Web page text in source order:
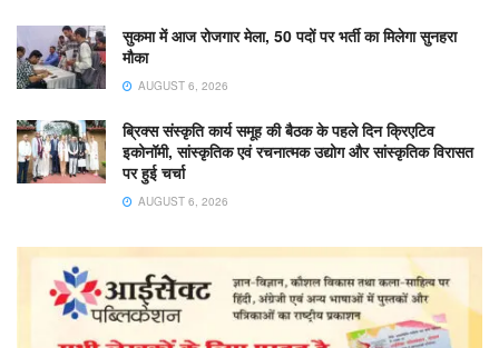
सुकमा में आज रोजगार मेला, 50 पदों पर भर्ती का मिलेगा सुनहरा
मौका
AUGUST 6, 2026
ब्रिक्स संस्कृति कार्य समूह की बैठक के पहले दिन क्रिएटिव
इकोनॉमी, सांस्कृतिक एवं रचनात्मक उद्योग और सांस्कृतिक विरासत
पर हुई चर्चा
AUGUST 6, 2026